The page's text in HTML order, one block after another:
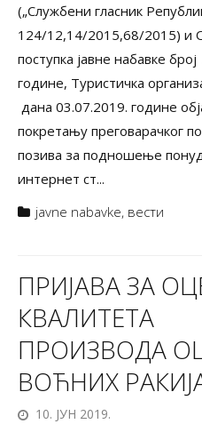
(„Службени гласник
124/12,14/2015,68/2015) и
поступка јавне набавке
године, Туристичка
дана 03.07.2019. године
покретању преговарачког
позива за подношење
интернет ст...
javne nabavke, вести
ПРИЈАВА ЗА
КВАЛИТЕТА
ПРОИЗВОДА
ВОЋНИХ
10. ЈУН 2019.